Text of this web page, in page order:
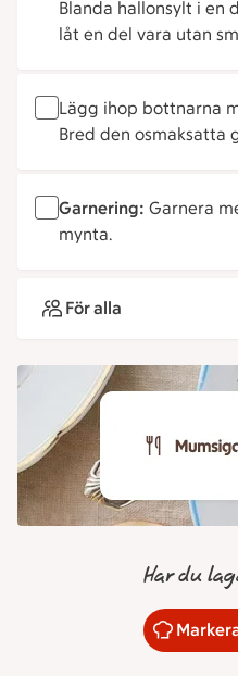
Blanda hallonsylt i en
låt en del vara utan
Lägg ihop bottnarna
Bred den osmaksatta
Garnering: Garnera
mynta.
För alla
Har du